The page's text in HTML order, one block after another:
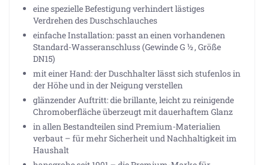
eine spezielle Befestigung verhindert lästiges
Verdrehen des Duschschlauches
einfache Installation: passt an einen vorhandenen
Standard-Wasseranschluss (Gewinde G ½ , Größe
DN15)
mit einer Hand: der Duschhalter lässt sich stufenlos in
der Höhe und in der Neigung verstellen
glänzender Auftritt: die brillante, leicht zu reinigende
Chromoberfläche überzeugt mit dauerhaftem Glanz
in allen Bestandteilen sind Premium-Materialien
verbaut – für mehr Sicherheit und Nachhaltigkeit im
Haushalt